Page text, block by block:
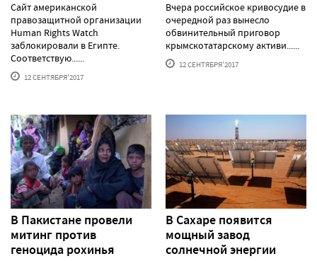
Сайт американской
правозащитной организации
Human Rights Watch
заблокировали в Египте.
Соответствую......
12 СЕНТЯБРЯ'2017
Вчера российское кривосудие в
очередной раз вынесло
обвинительный приговор
крымскотатарскому активи......
12 СЕНТЯБРЯ'2017
В Пакистане провели
митинг против
геноцида рохинья
В Сахаре появится
мощный завод
солнечной энергии